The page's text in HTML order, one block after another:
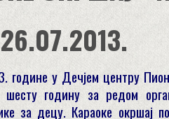
године у Дечјем центру
шесту годину за редом
за децу. Караоке окршај